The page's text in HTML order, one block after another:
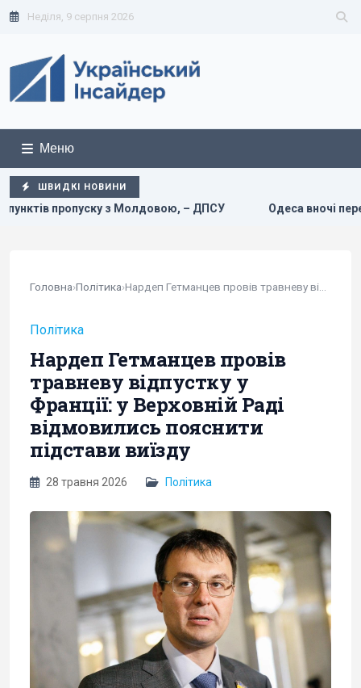
Неділя, 9 серпня 2026
Меню
ШВИДКІ НОВИНИ
– ДПСУ Одеса вночі пережила наймасштабніший
Головна›Політика›
Політика
Нардеп Гетманцев провів
травневу відпустку у
Франції: у Верховній Раді
відмовились пояснити
підстави виїзду
28 травня 2026 Політика